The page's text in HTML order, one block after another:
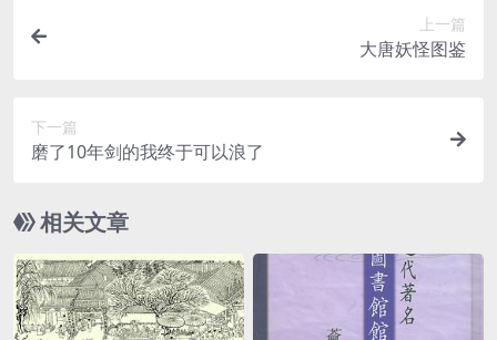
上一篇
大唐妖怪图鉴
下一篇
磨了10年剑的我终于可以浪了
相关文章